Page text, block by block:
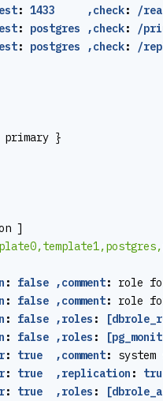
: 1433     ,check: /
: postgres ,check: /
: postgres ,check: /
primary }
]
: false ,comment:
role
: false ,comment:
role
: false ,roles :
: false ,roles :
: true  ,comment:
: true  ,replication :
: true  ,roles :